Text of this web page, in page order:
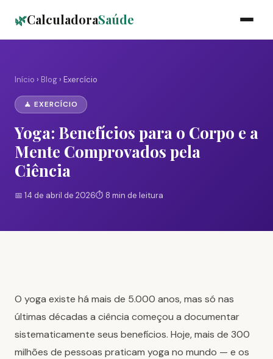
🌿CalculadoraSaúde
Início › Blog › Exercício
🧘 EXERCÍCIO
Yoga: Benefícios para o Corpo e a
Mente Comprovados pela
Ciência
📅 14 de abril de 2026⏱️ 8 min de leitura
O yoga existe há mais de 5.000 anos, mas só nas
últimas décadas a ciência começou a documentar
sistematicamente seus benefícios. Hoje, mais de 300
milhões de pessoas praticam yoga no mundo — e os